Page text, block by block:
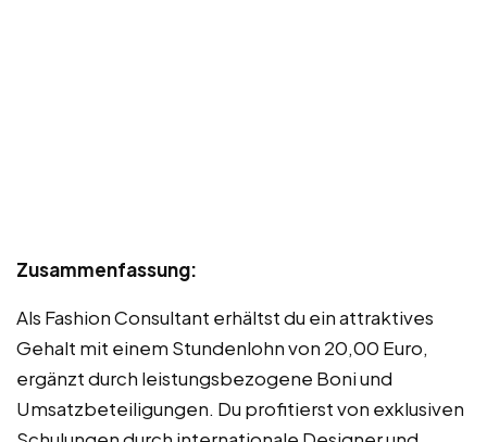
Zusammenfassung:
Als Fashion Consultant erhältst du ein attraktives
Gehalt mit einem Stundenlohn von 20,00 Euro,
ergänzt durch leistungsbezogene Boni und
Umsatzbeteiligungen. Du profitierst von exklusiven